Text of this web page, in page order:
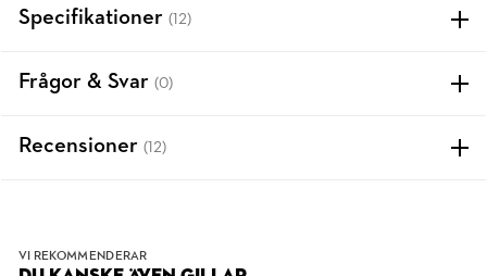
Specifikationer (12)
Frågor & Svar (0)
Recensioner (12)
VI REKOMMENDERAR